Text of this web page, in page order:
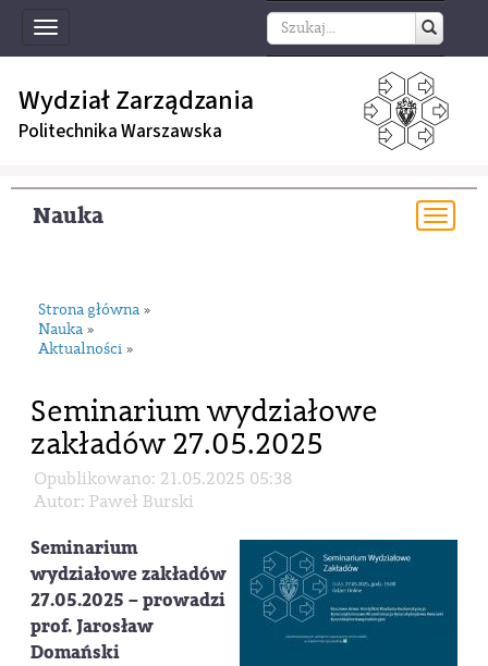
Toggle
navigation
Wydział Zarządzania
Politechnika Warszawska
Nauka
Strona główna »
Nauka »
Aktualności »
Seminarium wydziałowe
zakładów 27.05.2025
Opublikowano: 21.05.2025 05:38
Autor: Paweł Burski
Seminarium
wydziałowe zakładów
27.05.2025 – prowadzi
prof. Jarosław
Domański